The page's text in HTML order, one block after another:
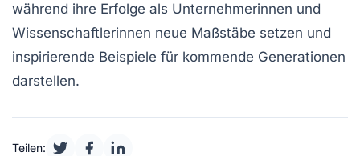
während ihre Erfolge als Unternehmerinnen und
Wissenschaftlerinnen neue Maßstäbe setzen und
inspirierende Beispiele für kommende Generationen
darstellen.
Teilen: